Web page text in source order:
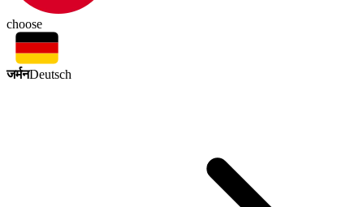
choose
जर्मनDeutsch